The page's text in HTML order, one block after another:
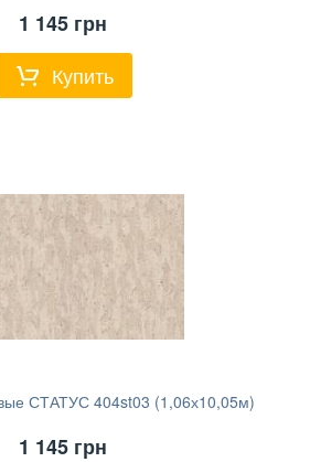
1 145 грн
Купить
СТАТУС 404st03 (1,06х10,05м)
1 145 грн